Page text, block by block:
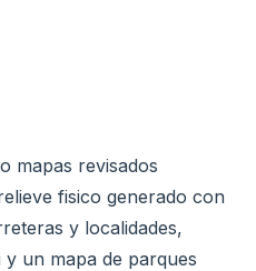
mapas revisados
fisico generado con
y localidades,
un mapa de parques